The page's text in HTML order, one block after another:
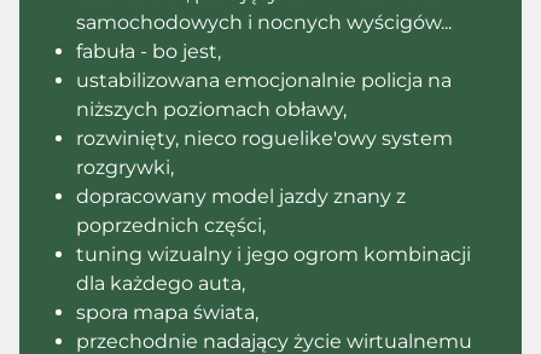
samochodowych i nocnych wyścigów...
fabuła - bo jest,
ustabilizowana emocjonalnie policja na
niższych poziomach obławy,
rozwinięty, nieco roguelike'owy system
rozgrywki,
dopracowany model jazdy znany z
poprzednich części,
tuning wizualny i jego ogrom kombinacji
dla każdego auta,
spora mapa świata,
przechodnie nadający życie wirtualnemu